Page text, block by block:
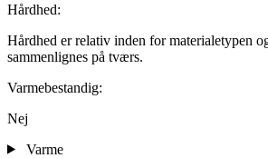
Hårdhed:
Hårdhed er relativ inden for materialetypen
sammenlignes på tværs.
Varmebestandig:
Nej
Varme